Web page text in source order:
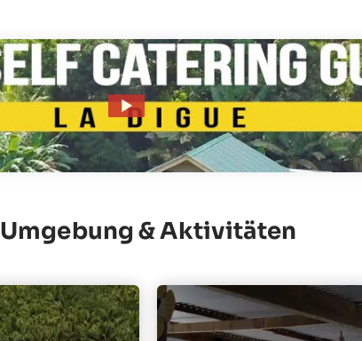
Umgebung & Aktivitäten